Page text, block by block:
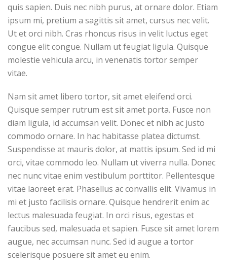
quis sapien. Duis nec nibh purus, at ornare dolor. Etiam
ipsum mi, pretium a sagittis sit amet, cursus nec velit.
Ut et orci nibh. Cras rhoncus risus in velit luctus eget
congue elit congue. Nullam ut feugiat ligula. Quisque
molestie vehicula arcu, in venenatis tortor semper
vitae.
Nam sit amet libero tortor, sit amet eleifend orci.
Quisque semper rutrum est sit amet porta. Fusce non
diam ligula, id accumsan velit. Donec et nibh ac justo
commodo ornare. In hac habitasse platea dictumst.
Suspendisse at mauris dolor, at mattis ipsum. Sed id mi
orci, vitae commodo leo. Nullam ut viverra nulla. Donec
nec nunc vitae enim vestibulum porttitor. Pellentesque
vitae laoreet erat. Phasellus ac convallis elit. Vivamus in
mi et justo facilisis ornare. Quisque hendrerit enim ac
lectus malesuada feugiat. In orci risus, egestas et
faucibus sed, malesuada et sapien. Fusce sit amet lorem
augue, nec accumsan nunc. Sed id augue a tortor
scelerisque posuere sit amet eu enim.